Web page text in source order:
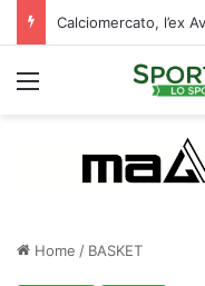
Menu
Home / BASKET